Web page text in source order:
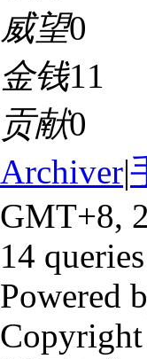
威望0
金钱11
贡献0
Archiver|
GMT+8,
14
Powered